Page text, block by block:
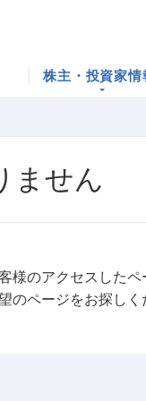
株主・投資家情
ません
様のアクセスした
のページをお探しく